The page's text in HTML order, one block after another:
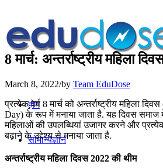
होम
सामान्यज्ञान
8 मार्च: अन्तर्राष्ट्रीय महिला
March 8, 2022/by Team EduDose
प्रत्येक वर्ष 8 मार्च को अन्तर्राष्ट्रीय महिला
Day) के रूप में मनाया जाता है. यह दिवस समाज
महिलाओं की उपलब्धियां उजागर करने और प्रत्येक
बढ़ाने के उद्देश्‍य से मनाया जाता है.
अन्तर्राष्ट्रीय महिला दिवस 2022 की थीम